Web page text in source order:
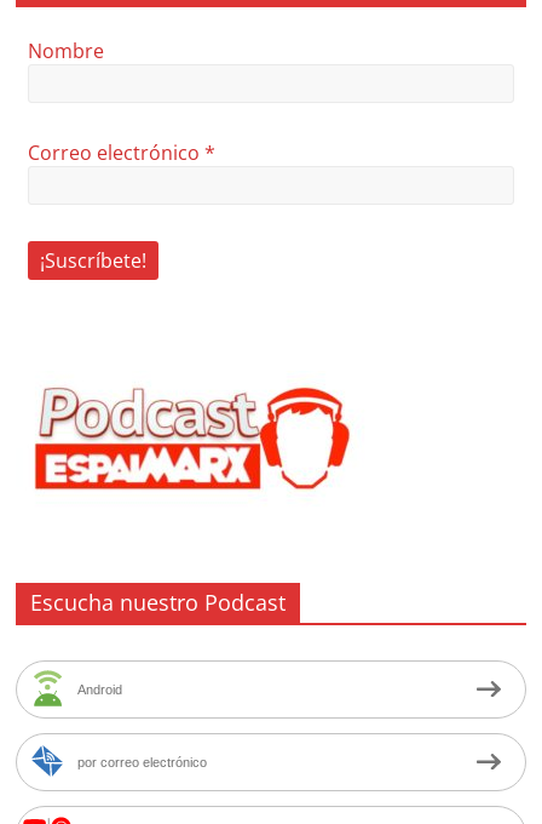
Nombre
Correo electrónico*
Escucha nuestro Podcast
Android
por correo electrónico